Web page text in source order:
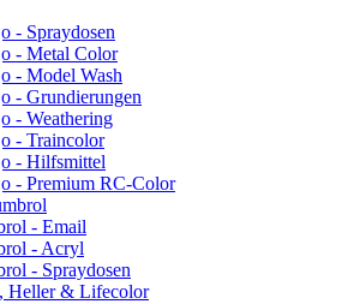
- Spraydosen
- Metal Color
- Model Wash
- Grundierungen
- Weathering
- Traincolor
- Hilfsmittel
- Premium RC-Color
- Email
- Acryl
- Spraydosen
Heller & Lifecolor